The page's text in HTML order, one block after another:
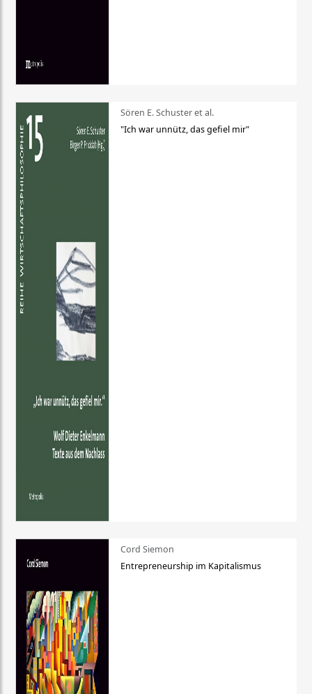
Sören E. Schuster et al.
"Ich war unnütz, das gefiel mir"
Cord Siemon
Entrepreneurship im Kapitalismus